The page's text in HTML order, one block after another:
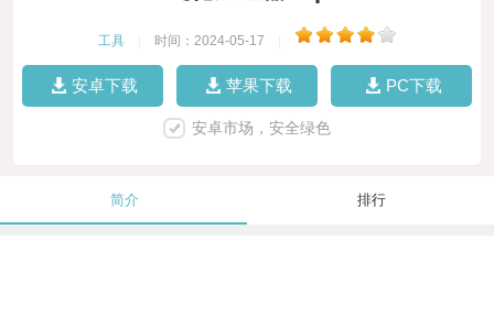
工具 时间：2024-05-17
安卓下载 苹果下载 PC下载
安卓市场，安全绿色
简介 排行